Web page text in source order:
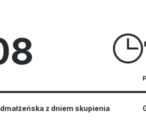
z dniem skupienia